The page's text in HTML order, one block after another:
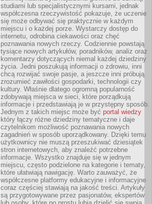
studiami lub specjalistycznymi kursami, jednak
współczesna rzeczywistość pokazuje, że uczenie
się może odbywać się praktycznie w każdym
miejscu i o każdej porze. Wystarczy dostęp do
internetu, odrobina ciekawości oraz chęć
poznawania nowych rzeczy. Codziennie powstają
tysiące nowych artykułów, poradników, analiz oraz
komentarzy dotyczących niemal każdej dziedziny
życia. Jedni poszukują informacji o zdrowiu, inni
chcą rozwijać swoje pasje, a jeszcze inni próbują
zrozumieć zawiłości gospodarki, technologii czy
kultury. Właśnie dlatego ogromną popularność
zdobywają miejsca w sieci, które porządkują
informacje i przedstawiają je w przystępny sposób.
Jednym z takich miejsc może być portal wiedzy
który łączy różne dziedziny tematyczne i daje
czytelnikom możliwość poznawania nowych
zagadnień w sposób uporządkowany. Dzięki temu
użytkownicy nie muszą przeszukiwać dziesiątek
stron internetowych, aby znaleźć potrzebne
informacje. Wszystko znajduje się w jednym
miejscu, często podzielone na kategorie i tematy,
które ułatwiają nawigację. Warto zauważyć, że
współczesne platformy edukacyjne i informacyjne
coraz częściej stawiają na jakość treści. Artykuły
są przygotowywane przez pasjonatów, ekspertów